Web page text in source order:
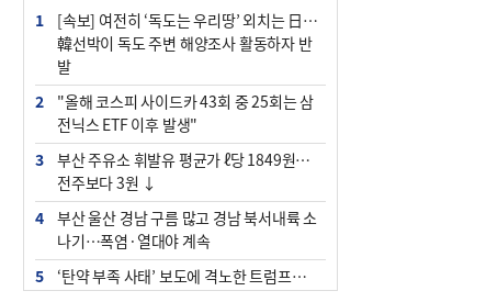
1
[속보] 여전히 ‘독도는 우리땅’ 외치는 日…
韓선박이 독도 주변 해양조사 활동하자 반
발
2
"올해 코스피 사이드카 43회 중 25회는 삼
전닉스 ETF 이후 발생"
3
부산 주유소 휘발유 평균가 ℓ당 1849원…
전주보다 3원 ↓
4
부산 울산 경남 구름 많고 경남 북서내륙 소
나기…폭염·열대야 계속
5
‘탄약 부족 사태’ 보도에 격노한 트럼프…